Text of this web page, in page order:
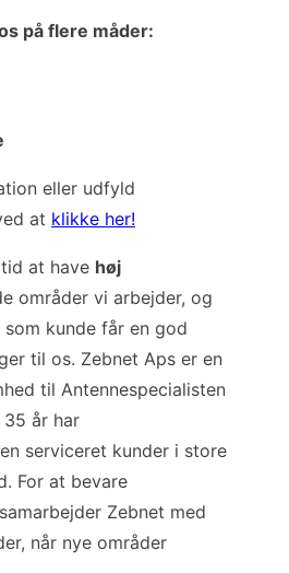
på flere måder:
eller udfyld
at klikke her!
at have høj
områder vi arbejder, og
kunde får en god
til os. Zebnet Aps er en
til Antennespecialisten
år har
serviceret kunder i store
For at bevare
Zebnet med
når nye områder